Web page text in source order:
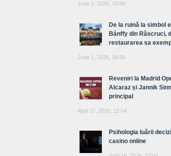
June 1, 2026, 10:06
De la ruină la simbol
Bánffy din Răscruci,
restaurarea sa
June 1, 2026, 08:06
Reveniri la Madrid
Alcaraz și Jannik
principal
April 17, 2026, 12:04
Psihologia luării
casino online